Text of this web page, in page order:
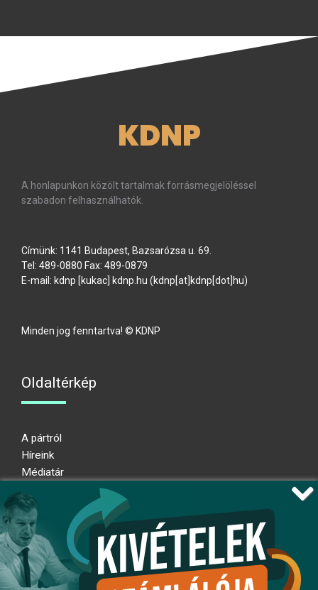
KDNP
A honlapunkon közölt tartalmak forrásmegjelöléssel
szabadon felhasználhatók.
Címünk: 1141 Budapest, Bazsarózsa u. 69.
Tel: 489-0880 Fax: 489-0879
E-mail: kdnp [kukac] kdnp.hu (kdnp[at]kdnp[dot]hu)
Minden jog fenntartva! © KDNP
Oldaltérkép
A pártról
Híreink
Médiatár
Adatkezelési nyilatkozat
Átláthatósági nyilatkozat
Ugrás az oldal tetejére
Kövessen minket!